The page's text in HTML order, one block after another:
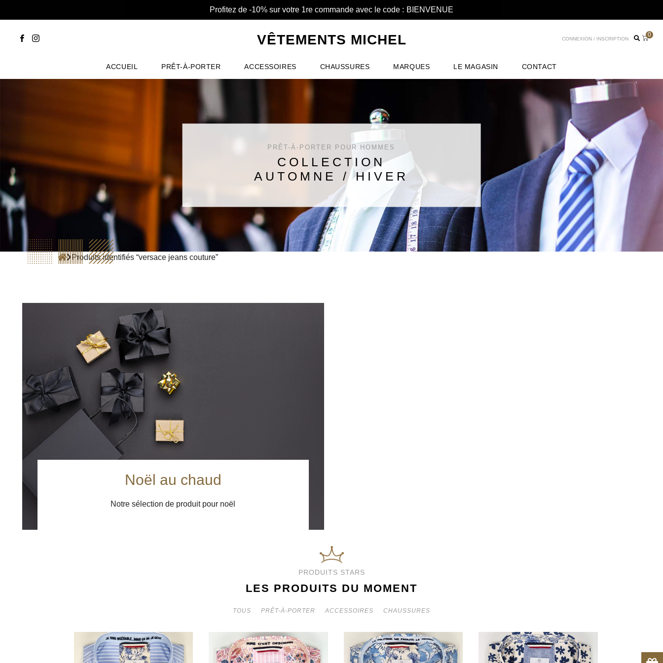
Profitez de -10% sur votre 1re commande avec le code : BIENVENUE
VÊTEMENTS MICHEL CONNEXION / INSCRIPTION
0
ACCUEIL PRÊT-À-PORTER ACCESSOIRES CHAUSSURES MARQUES LE MAGASIN CONTACT
PRÊT-À-PORTER POUR HOMMES
COLLECTION
AUTOMNE / HIVER
Produits identifiés “versace jeans couture”
Noël au chaud
Notre sélection de produit pour noël
PRODUITS STARS
LES PRODUITS DU MOMENT
TOUS PRÊT-À-PORTER ACCESSOIRES CHAUSSURES
NUMÉROLOGIE
CHEMISE